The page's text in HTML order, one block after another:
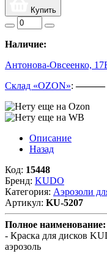
Купить
Наличие:
Антонова-Овсеенко,
Склад «OZON»:———
Описание
Назад
Код: 15448
Бренд: KUDO
Категория: Аэрозоли
Артикул: KU-5207
Полное наименование:
- Краска для дисков
аэрозоль